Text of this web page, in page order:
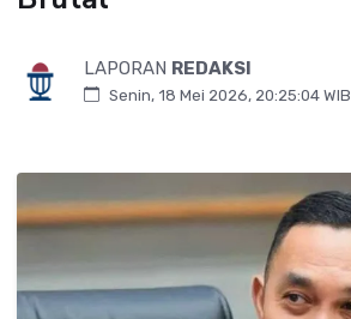
LAPORAN REDAKSI
Senin, 18 Mei 2026, 20:25:04 WIB